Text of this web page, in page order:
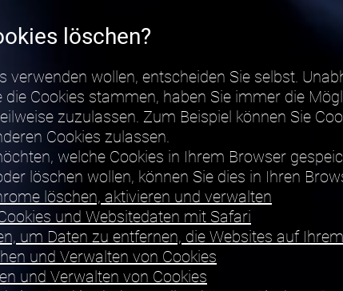
löschen?
verwenden wollen, entscheiden Sie selbst.
Cookies stammen, haben Sie immer die
zuzulassen. Zum Beispiel können Sie
Cookies zulassen.
welche Cookies in Ihrem Browser
löschen wollen, können Sie dies in Ihren
löschen, aktivieren und verwalten
und Websitedaten mit Safari
um Daten zu entfernen, die Websites auf
und Verwalten von Cookies
und Verwalten von Cookies